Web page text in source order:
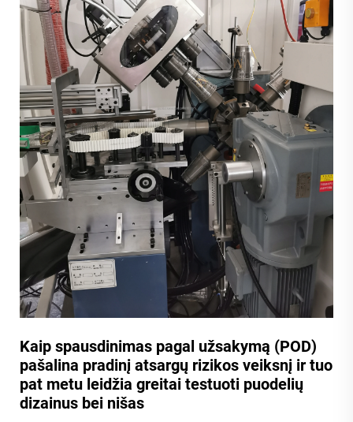
Kaip spausdinimas pagal užsakymą (POD)
pašalina pradinį atsargų rizikos veiksnį ir tuo
pat metu leidžia greitai testuoti puodelių
dizainus bei nišas